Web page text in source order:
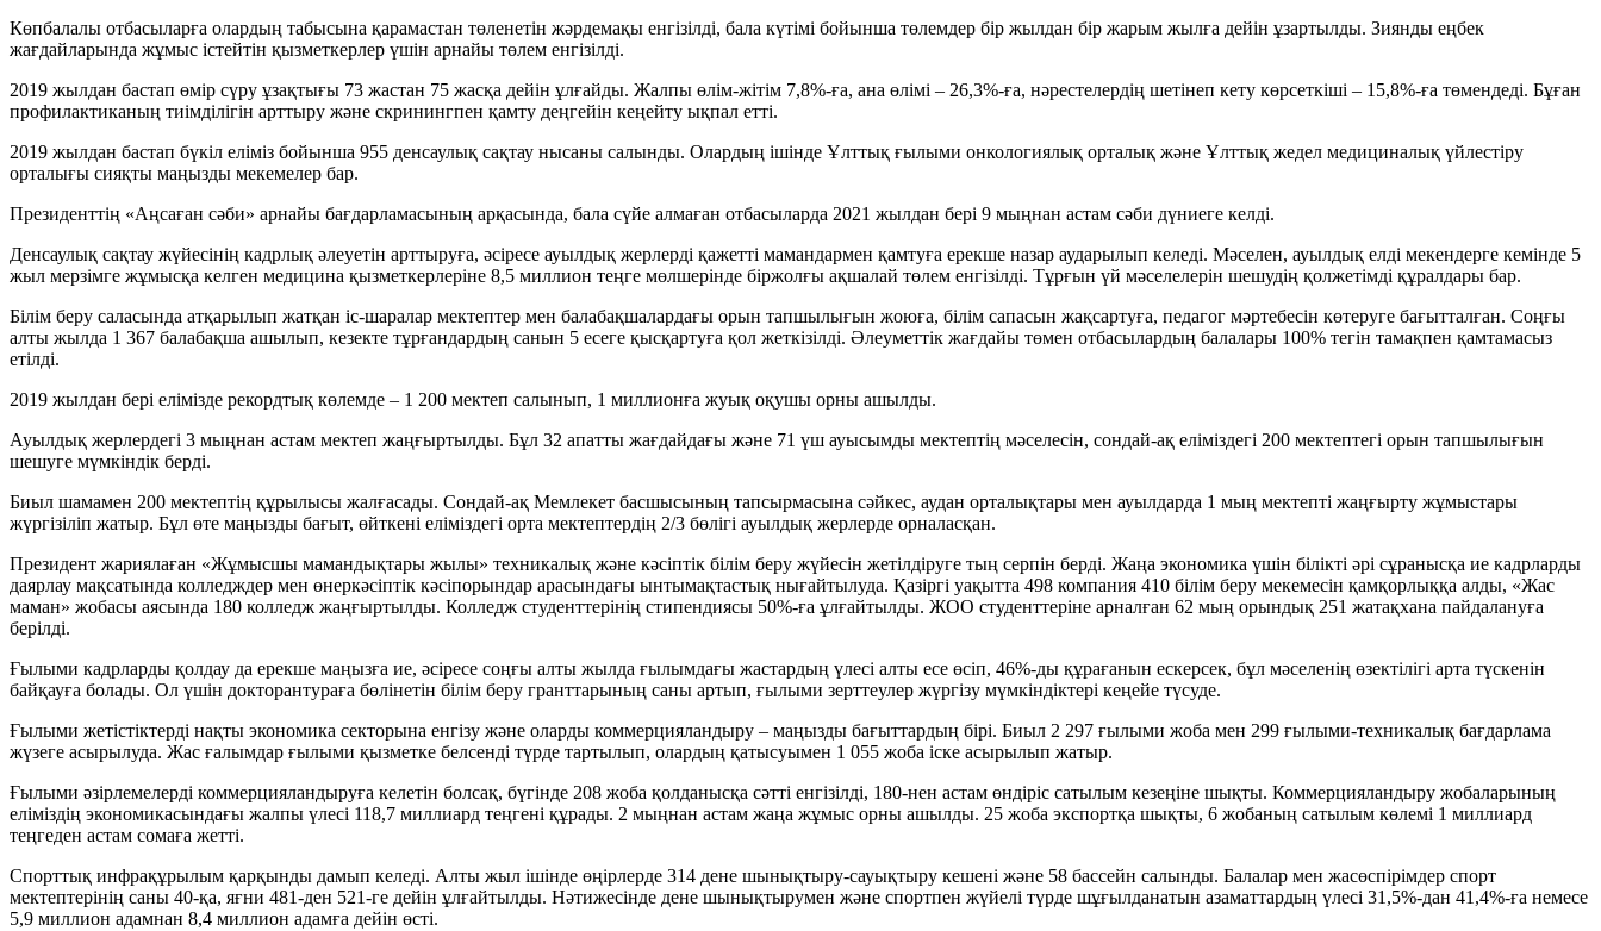
Көпбалалы отбасыларға олардың табысына қарамастан төленетін жәрдемақы енгізілді, бала күтімі бойынша төлемдер бір жылдан бір жарым жылға дейін ұзартылды. Зиянды еңбек
жағдайларында жұмыс істейтін қызметкерлер үшін арнайы төлем енгізілді.
2019 жылдан бастап өмір сүру ұзақтығы 73 жастан 75 жасқа дейін ұлғайды. Жалпы өлім-жітім 7,8%-ға, ана өлімі – 26,3%-ға, нәрестелердің шетінеп кету көрсеткіші – 15,8%-ға төмендеді. Бұған
профилактиканың тиімділігін арттыру және скринингпен қамту деңгейін кеңейту ықпал етті.
2019 жылдан бастап бүкіл еліміз бойынша 955 денсаулық сақтау нысаны салынды. Олардың ішінде Ұлттық ғылыми онкологиялық орталық және Ұлттық жедел медициналық үйлестіру
орталығы сияқты маңызды мекемелер бар.
Президенттің «Аңсаған сәби» арнайы бағдарламасының арқасында, бала сүйе алмаған отбасыларда 2021 жылдан бері 9 мыңнан астам сәби дүниеге келді.
Денсаулық сақтау жүйесінің кадрлық әлеуетін арттыруға, әсіресе ауылдық жерлерді қажетті мамандармен қамтуға ерекше назар аударылып келеді. Мәселен, ауылдық елді мекендерге кемінде 5
жыл мерзімге жұмысқа келген медицина қызметкерлеріне 8,5 миллион теңге мөлшерінде біржолғы ақшалай төлем енгізілді. Тұрғын үй мәселелерін шешудің қолжетімді құралдары бар.
Білім беру саласында атқарылып жатқан іс-шаралар мектептер мен балабақшалардағы орын тапшылығын жоюға, білім сапасын жақсартуға, педагог мәртебесін көтеруге бағытталған. Соңғы
алты жылда 1 367 балабақша ашылып, кезекте тұрғандардың санын 5 есеге қысқартуға қол жеткізілді. Әлеуметтік жағдайы төмен отбасылардың балалары 100% тегін тамақпен қамтамасыз
етілді.
2019 жылдан бері елімізде рекордтық көлемде – 1 200 мектеп салынып, 1 миллионға жуық оқушы орны ашылды.
Ауылдық жерлердегі 3 мыңнан астам мектеп жаңғыртылды. Бұл 32 апатты жағдайдағы және 71 үш ауысымды мектептің мәселесін, сондай-ақ еліміздегі 200 мектептегі орын тапшылығын
шешуге мүмкіндік берді.
Биыл шамамен 200 мектептің құрылысы жалғасады. Сондай-ақ Мемлекет басшысының тапсырмасына сәйкес, аудан орталықтары мен ауылдарда 1 мың мектепті жаңғырту жұмыстары
жүргізіліп жатыр. Бұл өте маңызды бағыт, өйткені еліміздегі орта мектептердің 2/3 бөлігі ауылдық жерлерде орналасқан.
Президент жариялаған «Жұмысшы мамандықтары жылы» техникалық және кәсіптік білім беру жүйесін жетілдіруге тың серпін берді. Жаңа экономика үшін білікті әрі сұранысқа ие кадрларды
даярлау мақсатында колледждер мен өнеркәсіптік кәсіпорындар арасындағы ынтымақтастық нығайтылуда. Қазіргі уақытта 498 компания 410 білім беру мекемесін қамқорлыққа алды, «Жас
маман» жобасы аясында 180 колледж жаңғыртылды. Колледж студенттерінің стипендиясы 50%-ға ұлғайтылды. ЖОО студенттеріне арналған 62 мың орындық 251 жатақхана пайдалануға
берілді.
Ғылыми кадрларды қолдау да ерекше маңызға ие, әсіресе соңғы алты жылда ғылымдағы жастардың үлесі алты есе өсіп, 46%-ды құрағанын ескерсек, бұл мәселенің өзектілігі арта түскенін
байқауға болады. Ол үшін докторантураға бөлінетін білім беру гранттарының саны артып, ғылыми зерттеулер жүргізу мүмкіндіктері кеңейе түсуде.
Ғылыми жетістіктерді нақты экономика секторына енгізу және оларды коммерцияландыру – маңызды бағыттардың бірі. Биыл 2 297 ғылыми жоба мен 299 ғылыми-техникалық бағдарлама
жүзеге асырылуда. Жас ғалымдар ғылыми қызметке белсенді түрде тартылып, олардың қатысуымен 1 055 жоба іске асырылып жатыр.
Ғылыми әзірлемелерді коммерцияландыруға келетін болсақ, бүгінде 208 жоба қолданысқа сәтті енгізілді, 180-нен астам өндіріс сатылым кезеңіне шықты. Коммерцияландыру жобаларының
еліміздің экономикасындағы жалпы үлесі 118,7 миллиард теңгені құрады. 2 мыңнан астам жаңа жұмыс орны ашылды. 25 жоба экспортқа шықты, 6 жобаның сатылым көлемі 1 миллиард
теңгеден астам сомаға жетті.
Спорттық инфрақұрылым қарқынды дамып келеді. Алты жыл ішінде өңірлерде 314 дене шынықтыру-сауықтыру кешені және 58 бассейн салынды. Балалар мен жасөспірімдер спорт
мектептерінің саны 40-қа, яғни 481-ден 521-ге дейін ұлғайтылды. Нәтижесінде дене шынықтырумен және спортпен жүйелі түрде шұғылданатын азаматтардың үлесі 31,5%-дан 41,4%-ға немесе
5,9 миллион адамнан 8,4 миллион адамға дейін өсті.